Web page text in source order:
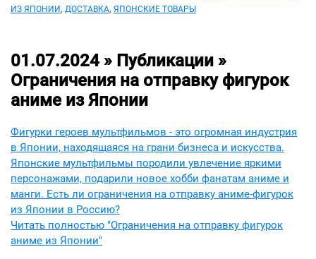
ИЗ ЯПОНИИ , ДОСТАВКА, ЯПОНСКИЕ ТОВАРЫ
01.07.2024 » Публикации »
Ограничения на отправку фигурок
аниме из Японии
Фигурки героев мультфильмов - это огромная индустрия
в Японии, находящаяся на грани бизнеса и искусства.
Японские мультфильмы породили увлечение яркими
персонажами, подарили новое хобби фанатам аниме и
манги. Есть ли ограничения на отправку аниме-фигурок
из Японии в Россию?
Читать полностью "Ограничения на отправку фигурок
аниме из Японии"